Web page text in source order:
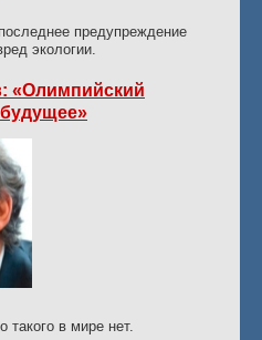
предупреждение
экологии.
«Олимпийский
такого в мире нет.